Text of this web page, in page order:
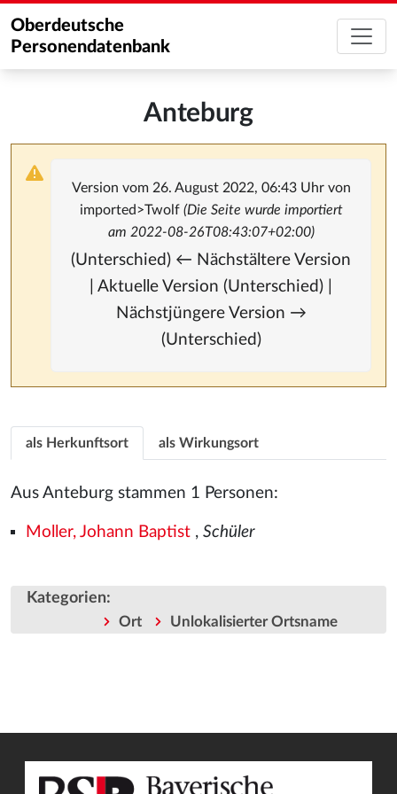
Oberdeutsche
Personendatenbank
Anteburg
Version vom 26. August 2022, 06:43 Uhr von
imported>Twolf (Die Seite wurde importiert
am 2022-08-26T08:43:07+02:00)
(Unterschied) ← Nächstältere Version
| Aktuelle Version (Unterschied) |
Nächstjüngere Version →
(Unterschied)
als Herkunftsort als Wirkungsort
Aus Anteburg stammen 1 Personen:
Moller, Johann Baptist, Schüler
Kategorien:
Ort Unlokalisierter Ortsname